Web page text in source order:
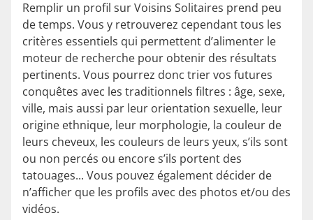
Remplir un profil sur Voisins Solitaires prend peu
de temps. Vous y retrouverez cependant tous les
critères essentiels qui permettent d’alimenter le
moteur de recherche pour obtenir des résultats
pertinents. Vous pourrez donc trier vos futures
conquêtes avec les traditionnels filtres : âge, sexe,
ville, mais aussi par leur orientation sexuelle, leur
origine ethnique, leur morphologie, la couleur de
leurs cheveux, les couleurs de leurs yeux, s’ils sont
ou non percés ou encore s’ils portent des
tatouages... Vous pouvez également décider de
n’afficher que les profils avec des photos et/ou des
vidéos.